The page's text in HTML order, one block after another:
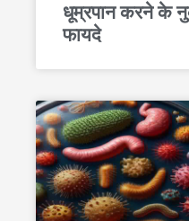
धूम्रपान करने के
फायदे